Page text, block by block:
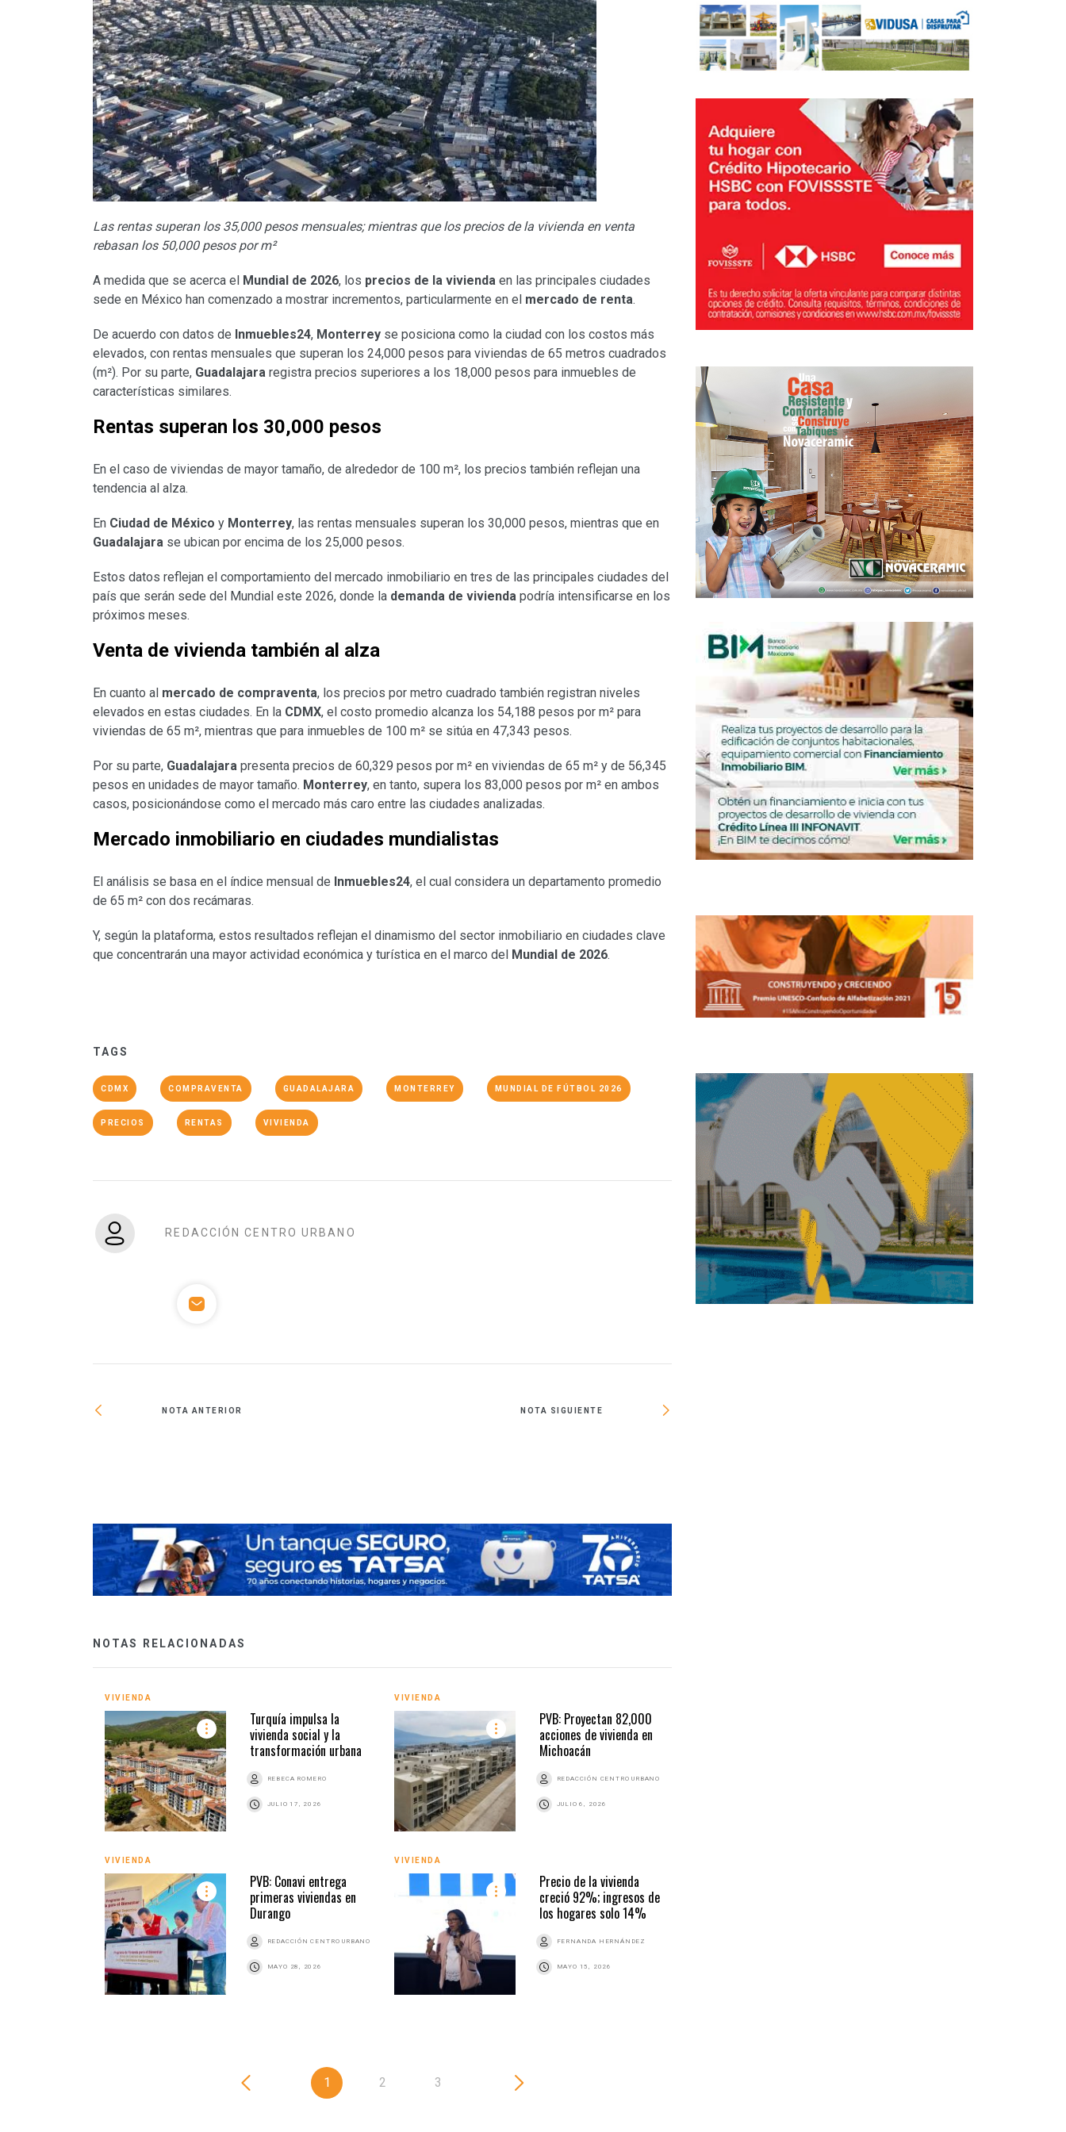
Las rentas superan los 35,000 pesos mensuales; mientras que los precios de la vivienda en venta
rebasan los 50,000 pesos por m²
A medida que se acerca el Mundial de 2026, los precios de la vivienda en las principales ciudades
sede en México han comenzado a mostrar incrementos, particularmente en el mercado de renta.
De acuerdo con datos de Inmuebles24, Monterrey se posiciona como la ciudad con los costos más
elevados, con rentas mensuales que superan los 24,000 pesos para viviendas de 65 metros cuadrados
(m²). Por su parte, Guadalajara registra precios superiores a los 18,000 pesos para inmuebles de
características similares.
Rentas superan los 30,000 pesos
En el caso de viviendas de mayor tamaño, de alrededor de 100 m², los precios también reflejan una
tendencia al alza.
En Ciudad de México y Monterrey, las rentas mensuales superan los 30,000 pesos, mientras que en
Guadalajara se ubican por encima de los 25,000 pesos.
Estos datos reflejan el comportamiento del mercado inmobiliario en tres de las principales ciudades del
país que serán sede del Mundial este 2026, donde la demanda de vivienda podría intensificarse en los
próximos meses.
Venta de vivienda también al alza
En cuanto al mercado de compraventa, los precios por metro cuadrado también registran niveles
elevados en estas ciudades. En la CDMX, el costo promedio alcanza los 54,188 pesos por m² para
viviendas de 65 m², mientras que para inmuebles de 100 m² se sitúa en 47,343 pesos.
Por su parte, Guadalajara presenta precios de 60,329 pesos por m² en viviendas de 65 m² y de 56,345
pesos en unidades de mayor tamaño. Monterrey, en tanto, supera los 83,000 pesos por m² en ambos
casos, posicionándose como el mercado más caro entre las ciudades analizadas.
Mercado inmobiliario en ciudades mundialistas
El análisis se basa en el índice mensual de Inmuebles24, el cual considera un departamento promedio
de 65 m² con dos recámaras.
Y, según la plataforma, estos resultados reflejan el dinamismo del sector inmobiliario en ciudades clave
que concentrarán una mayor actividad económica y turística en el marco del
Mundial de 2026.
TAGS
CDMX COMPRAVENTA GUADALAJARA MONTERREY MUNDIAL DE FÚTBOL 2026
PRECIOS RENTAS VIVIENDA
REDACCIÓN CENTRO URBANO
NOTA ANTERIOR NOTA SIGUIENTE
NOTAS RELACIONADAS
VIVIENDA
Turquía impulsa la
vivienda social y la
transformación urbana
REBECA ROMERO
JULIO 17, 2026
VIVIENDA
PVB: Proyectan 82,000
acciones de vivienda en
Michoacán
REDACCIÓN CENTRO URBANO
JULIO 6, 2026
VIVIENDA
PVB: Conavi entrega
primeras viviendas en
Durango
REDACCIÓN CENTRO URBANO
MAYO 28, 2026
VIVIENDA
Precio de la vivienda
creció 92%; ingresos de
los hogares solo 14%
FERNANDA HERNÁNDEZ
MAYO 15, 2026
1 2 3